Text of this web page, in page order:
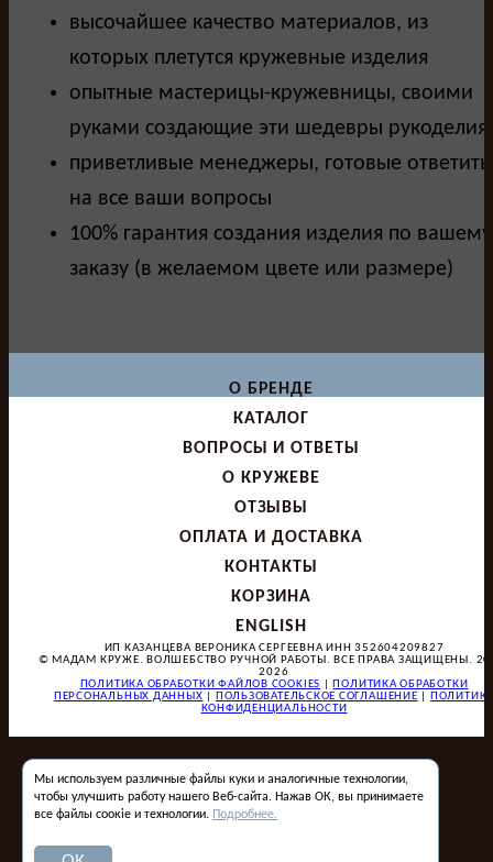
высочайшее качество материалов, из
которых плетутся кружевные изделия
опытные мастерицы-кружевницы, своими
руками создающие эти шедевры рукоделия
приветливые менеджеры, готовые ответить
на все ваши вопросы
100% гарантия создания изделия по вашему
заказу (в желаемом цвете или размере)
О БРЕНДЕ
КАТАЛОГ
ВОПРОСЫ И ОТВЕТЫ
О КРУЖЕВЕ
ОТЗЫВЫ
ОПЛАТА И ДОСТАВКА
КОНТАКТЫ
КОРЗИНА
ENGLISH
ИП КАЗАНЦЕВА ВЕРОНИКА СЕРГЕЕВНА ИНН 352604209827
© МАДАМ КРУЖЕ. ВОЛШЕБСТВО РУЧНОЙ РАБОТЫ. ВСЕ ПРАВА ЗАЩИЩЕНЫ.
2026
ПОЛИТИКА ОБРАБОТКИ ФАЙЛОВ COOKIES
ПОЛИТИКА ОБРАБОТКИ
ПЕРСОНАЛЬНЫХ ДАННЫХ
ПОЛЬЗОВАТЕЛЬСКОЕ СОГЛАШЕНИЕ
КОНФИДЕНЦИАЛЬНОСТИ
Мы используем различные файлы куки и аналогичные технологии,
чтобы улучшить работу нашего Веб-сайта. Нажав ОК, вы принимаете
все файлы соокіе и технологии. Подробнее.